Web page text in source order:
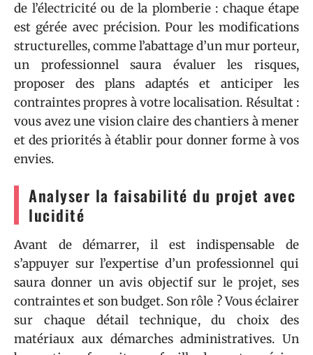
de l’électricité ou de la plomberie : chaque étape
est gérée avec précision. Pour les modifications
structurelles, comme l’abattage d’un mur porteur,
un professionnel saura évaluer les risques,
proposer des plans adaptés et anticiper les
contraintes propres à votre localisation. Résultat :
vous avez une vision claire des chantiers à mener
et des priorités à établir pour donner forme à vos
envies.
Analyser la faisabilité du projet avec
lucidité
Avant de démarrer, il est indispensable de
s’appuyer sur l’expertise d’un professionnel qui
saura donner un avis objectif sur le projet, ses
contraintes et son budget. Son rôle ? Vous éclairer
sur chaque détail technique, du choix des
matériaux aux démarches administratives. Un